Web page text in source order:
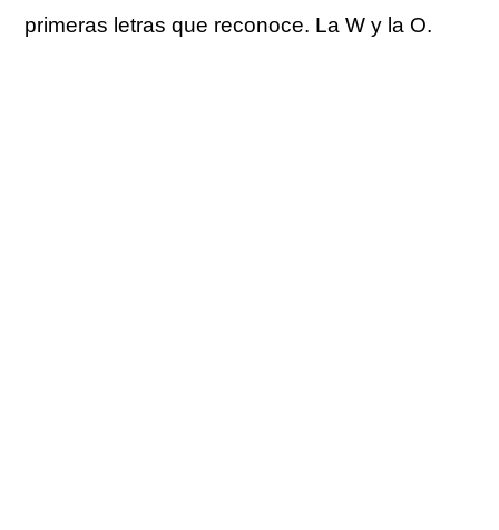
primeras letras que reconoce. La W y la O.